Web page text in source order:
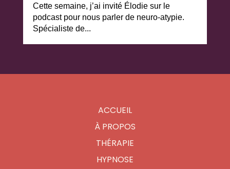
Cette semaine, j’ai invité Élodie sur le
podcast pour nous parler de neuro-atypie.
Spécialiste de...
ACCUEIL
À PROPOS
THÉRAPIE
HYPNOSE